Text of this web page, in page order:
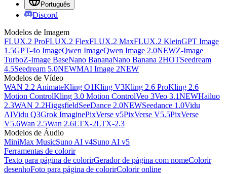
Português
Discord
Modelos de Imagem
FLUX.2 ProFLUX.2 FlexFLUX.2 MaxFLUX.2 KleinGPT Image
1.5GPT-4o ImageQwen ImageQwen Image 2.0NEWZ-Image
TurboZ-Image BaseNano BananaNano Banana 2HOTSeedream
4.5Seedream 5.0NEWMAI Image 2NEW
Modelos de Vídeo
WAN 2.2 AnimateKling O1Kling V3Kling 2.6 ProKling 2.6
Motion ControlKling 3.0 Motion ControlVeo 3Veo 3.1NEWHailuo
2.3WAN 2.2HiggsfieldSeeDance 2.0NEWSeedance 1.0Vidu
AIVidu Q3Grok ImaginePixVerse v5PixVerse V5.5PixVerse
V5.6Wan 2.5Wan 2.6LTX-2LTX-2.3
Modelos de Áudio
MiniMax MusicSuno AI v4Suno AI v5
Ferramentas de colorir
Texto para página de colorirGerador de página com nomeColorir
desenhoFoto para página de colorirColorir online